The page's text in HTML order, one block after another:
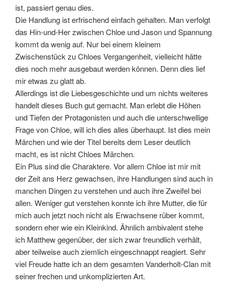
ist, passiert genau dies.
Die Handlung ist erfrischend einfach gehalten. Man verfolgt
das Hin-und-Her zwischen Chloe und Jason und Spannung
kommt da wenig auf. Nur bei einem kleinem
Zwischenstück zu Chloes Vergangenheit, vielleicht hätte
dies noch mehr ausgebaut werden können. Denn dies lief
mir etwas zu glatt ab.
Allerdings ist die Liebesgeschichte und um nichts weiteres
handelt dieses Buch gut gemacht. Man erlebt die Höhen
und Tiefen der Protagonisten und auch die unterschwellige
Frage von Chloe, will ich dies alles überhaupt. Ist dies mein
Märchen und wie der Titel bereits dem Leser deutlich
macht, es ist nicht Chloes Märchen.
Ein Plus sind die Charaktere. Vor allem Chloe ist mir mit
der Zeit ans Herz gewachsen, ihre Handlungen sind auch in
manchen Dingen zu verstehen und auch ihre Zweifel bei
allen. Weniger gut verstehen konnte ich ihre Mutter, die für
mich auch jetzt noch nicht als Erwachsene rüber kommt,
sondern eher wie ein Kleinkind. Ähnlich ambivalent stehe
ich Matthew gegenüber, der sich zwar freundlich verhält,
aber teilweise auch ziemlich eingeschnappt reagiert. Sehr
viel Freude hatte ich an dem gesamten Vanderholt-Clan mit
seiner frechen und unkomplizierten Art.